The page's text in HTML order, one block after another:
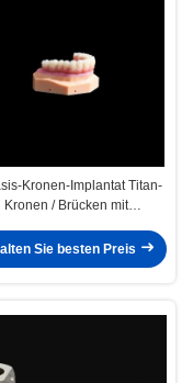
Kronen-Implantat Titan-
Kronen / Brücken mit
Sie besten Preis